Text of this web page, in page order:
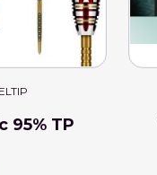
95% TP